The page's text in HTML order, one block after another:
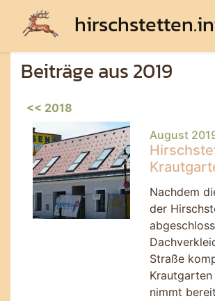
Beiträge aus 2019
<< 2018
August
Nachdem
der
Straße
nimmt